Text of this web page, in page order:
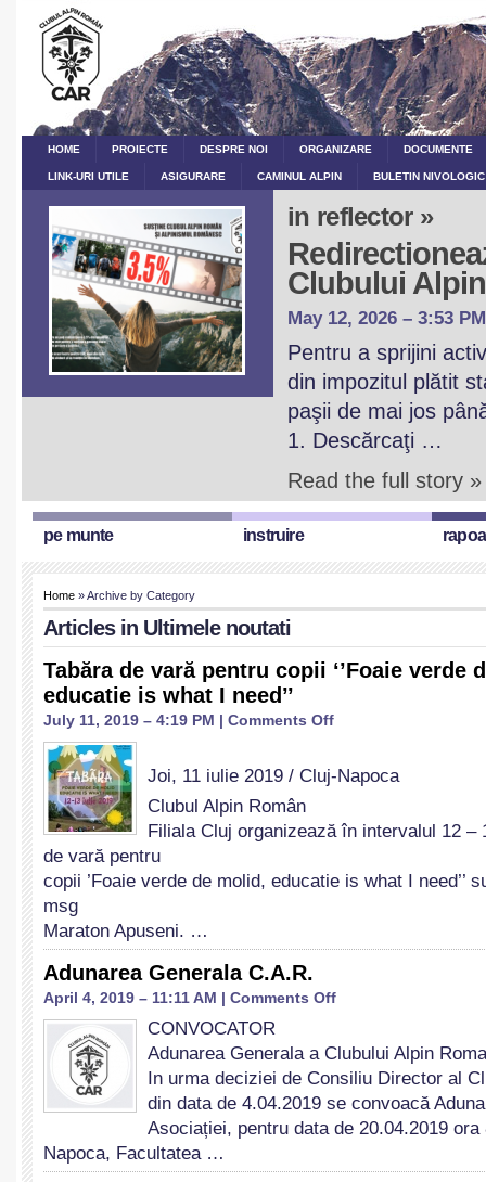
HOME PROIECTE DESPRE NOI ORGANIZARE DOCUMENTE
LINK-URI UTILE ASIGURARE CAMINUL ALPIN BULETIN
in reflector »
Clubului
May 12, 2026 – 3:53 PM
Pentru a sprijini
din impozitul plătit
paşii de mai jos
1. Descărcaţi …
Read the full story »
pe munte instruire
Home » Archive by Category
Articles in Ultimele noutati
Tabăra de vară pentru copii ‘’Foaie verde
educatie is what I need’’
July 11, 2019 – 4:19 PM | Comments Offon
vară
‘’Foaie
what
Joi, 11 iulie 2019 / Cluj-Napoca
Clubul Alpin Român
Filiala Cluj organizează în intervalul 12 –
de vară pentru
copii ’Foaie verde de molid, educatie is what I need’’
msg
Maraton Apuseni. …
Adunarea Generala C.A.R.
April 4, 2019 – 11:11 AM | Comments Offon
C.A.R.
CONVOCATOR
Adunarea Generala a Clubului Alpin
In urma deciziei de Consiliu Director al
din data de 4.04.2019 se convoacă
Asociației, pentru data de 20.04.2019
Napoca, Facultatea …